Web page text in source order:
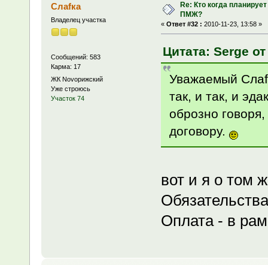
Слаfка
Владелец участка
Сообщений: 583
Карма: 17
ЖК Novoрижский
Уже строюсь
Участок 74
Re: Кто когда
ПМЖ?
« Ответ #32 : 2010-11-23, 13:58 »
Цитата: Serge
Уважаемый
так, и так, и
оброзно
договору.
вот и я о том
Оплата - в